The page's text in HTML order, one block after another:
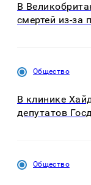
В
смертей из-за
Общество
В клинике
депутатов
Общество